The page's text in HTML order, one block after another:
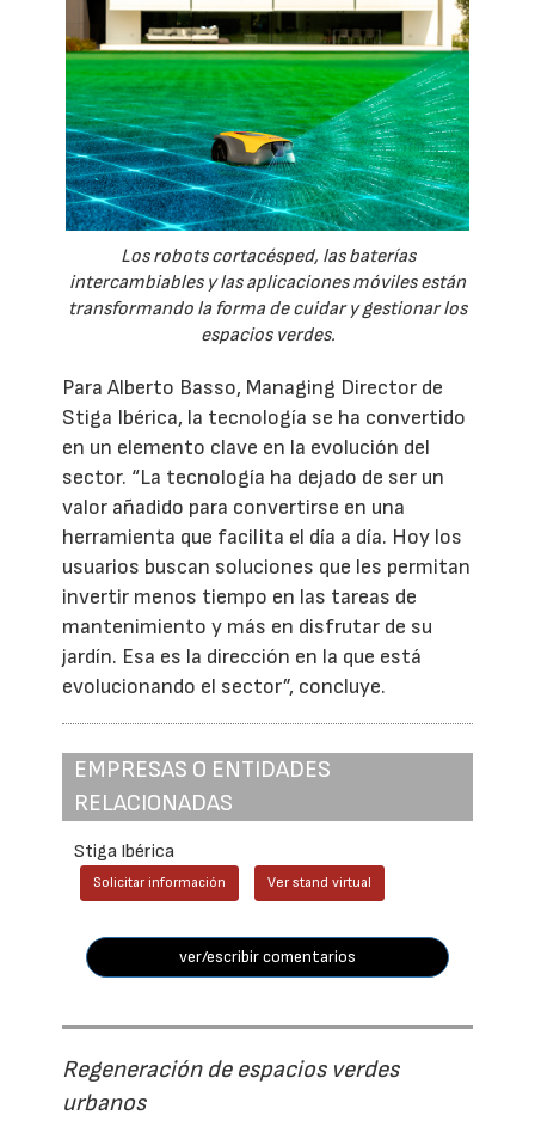
Los robots cortacésped, las baterías
intercambiables y las aplicaciones móviles están
transformando la forma de cuidar y gestionar los
espacios verdes.
Para Alberto Basso, Managing Director de
Stiga Ibérica, la tecnología se ha convertido
en un elemento clave en la evolución del
sector. “La tecnología ha dejado de ser un
valor añadido para convertirse en una
herramienta que facilita el día a día. Hoy los
usuarios buscan soluciones que les permitan
invertir menos tiempo en las tareas de
mantenimiento y más en disfrutar de su
jardín. Esa es la dirección en la que está
evolucionando el sector”, concluye.
EMPRESAS O ENTIDADES
RELACIONADAS
Stiga Ibérica
Solicitar información Ver stand virtual
ver/escribir comentarios
Regeneración de espacios verdes
urbanos